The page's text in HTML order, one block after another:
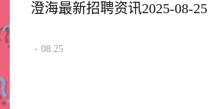
澄海最新招聘资讯2025-08-25
· 08.25